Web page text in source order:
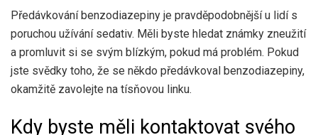
Předávkování benzodiazepiny je pravděpodobnější u lidí s
poruchou užívání sedativ. Měli byste hledat známky zneužití
a promluvit si se svým blízkým, pokud má problém. Pokud
jste svědky toho, že se někdo předávkoval benzodiazepiny,
okamžitě zavolejte na tísňovou linku.
Kdy byste měli kontaktovat svého